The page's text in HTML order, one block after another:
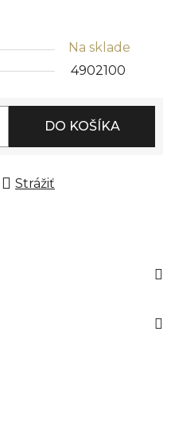
Na sklade
4902100
DO KOŠÍKA
Strážiť